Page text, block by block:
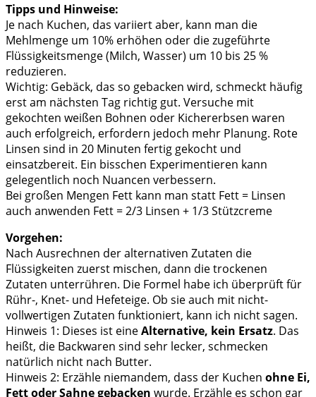
Tipps und Hinweise:
Je nach Kuchen, das variiert aber, kann man die
Mehlmenge um 10% erhöhen oder die zugeführte
Flüssigkeitsmenge (Milch, Wasser) um 10 bis 25 %
reduzieren.
Wichtig: Gebäck, das so gebacken wird, schmeckt häufig
erst am nächsten Tag richtig gut. Versuche mit
gekochten weißen Bohnen oder Kichererbsen waren
auch erfolgreich, erfordern jedoch mehr Planung. Rote
Linsen sind in 20 Minuten fertig gekocht und
einsatzbereit. Ein bisschen Experimentieren kann
gelegentlich noch Nuancen verbessern.
Bei großen Mengen Fett kann man statt Fett = Linsen
auch anwenden Fett = 2/3 Linsen + 1/3 Stützcreme
Vorgehen:
Nach Ausrechnen der alternativen Zutaten die
Flüssigkeiten zuerst mischen, dann die trockenen
Zutaten unterrühren. Die Formel habe ich überprüft für
Rühr-, Knet- und Hefeteige. Ob sie auch mit nicht-
vollwertigen Zutaten funktioniert, kann ich nicht sagen.
Hinweis 1: Dieses ist eineAlternative, kein Ersatz. Das
heißt, die Backwaren sind sehr lecker, schmecken
natürlich nicht nach Butter.
Hinweis 2: Erzähle niemandem, dass der Kuchen ohne Ei,
Fett oder Sahne gebacken wurde. Erzähle es schon gar